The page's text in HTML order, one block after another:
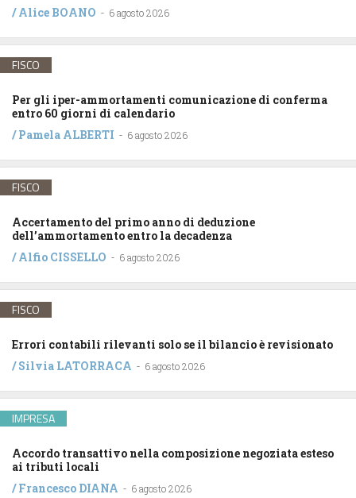
/Alice BOANO - 6 agosto 2026
FISCO
Per gli iper-ammortamenti comunicazione di conferma
entro 60 giorni di calendario
/Pamela ALBERTI - 6 agosto 2026
FISCO
Accertamento del primo anno di deduzione
dell’ammortamento entro la decadenza
/Alfio CISSELLO - 6 agosto 2026
FISCO
Errori contabili rilevanti solo se il bilancio è revisionato
/Silvia LATORRACA - 6 agosto 2026
IMPRESA
Accordo transattivo nella composizione negoziata esteso
ai tributi locali
/Francesco DIANA - 6 agosto 2026